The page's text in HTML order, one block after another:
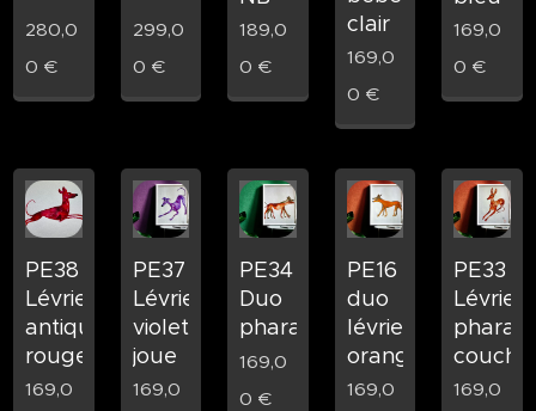
280,0
0 €
299,0
0 €
189,0
0 €
clair
169,0
0 €
169,0
0 €
PE38
Lévrier
antique
rouge
169,0
PE37
Lévrier
violet
joue
169,0
PE34
Duo
pharaons
169,0
0 €
PE16
duo
lévrier
orange
169,0
PE33
Lévrier
couché
169,0